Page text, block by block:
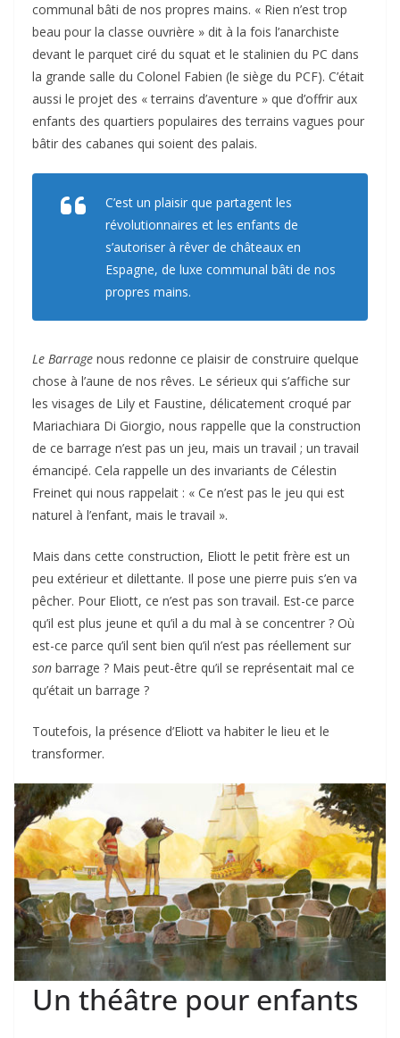
communal bâti de nos propres mains. « Rien n’est trop
beau pour la classe ouvrière » dit à la fois l’anarchiste
devant le parquet ciré du squat et le stalinien du PC dans
la grande salle du Colonel Fabien (le siège du PCF). C’était
aussi le projet des « terrains d’aventure » que d’offrir aux
enfants des quartiers populaires des terrains vagues pour
bâtir des cabanes qui soient des palais.
C’est un plaisir que partagent les
révolutionnaires et les enfants de
s’autoriser à rêver de châteaux en
Espagne, de luxe communal bâti de nos
propres mains.
Le Barrage nous redonne ce plaisir de construire quelque
chose à l’aune de nos rêves. Le sérieux qui s’affiche sur
les visages de Lily et Faustine, délicatement croqué par
Mariachiara Di Giorgio, nous rappelle que la construction
de ce barrage n’est pas un jeu, mais un travail ; un travail
émancipé. Cela rappelle un des invariants de Célestin
Freinet qui nous rappelait : « Ce n’est pas le jeu qui est
naturel à l’enfant, mais le travail ».
Mais dans cette construction, Eliott le petit frère est un
peu extérieur et dilettante. Il pose une pierre puis s’en va
pêcher. Pour Eliott, ce n’est pas son travail. Est-ce parce
qu’il est plus jeune et qu’il a du mal à se concentrer ? Où
est-ce parce qu’il sent bien qu’il n’est pas réellement sur
son barrage ? Mais peut-être qu’il se représentait mal ce
qu’était un barrage ?
Toutefois, la présence d’Eliott va habiter le lieu et le
transformer.
Un théâtre pour enfants